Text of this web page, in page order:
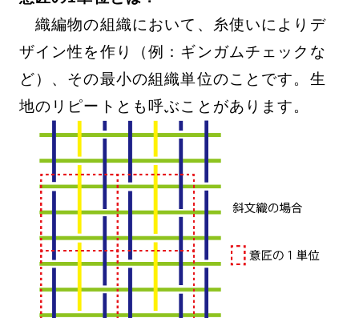
織編物の組織において、糸使いによりデ
ザイン性を作り（例：ギンガムチェックな
ど）、その最小の組織単位のことです。生
地のリピートとも呼ぶことがあります。